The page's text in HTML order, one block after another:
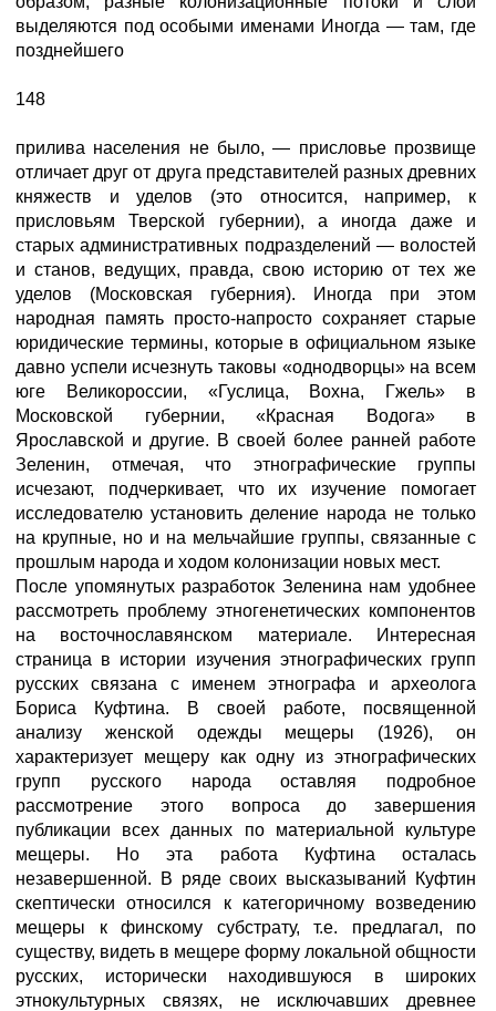
выделяются под особыми именами Иногда — там, где
позднейшего
148
прилива населения не было, — присловье прозвище
отличает друг от друга представителей разных древних
княжеств и уделов (это относится, например, к
присловьям Тверской губернии), а иногда даже и
старых административных подразделений — волостей
и станов, ведущих, правда, свою историю от тех же
уделов (Московская губерния). Иногда при этом
народная память просто-напросто сохраняет старые
юридические термины, которые в официальном языке
давно успели исчезнуть таковы «однодворцы» на всем
юге Великороссии, «Гуслица, Вохна, Гжель» в
Московской губернии, «Красная Водога» в
Ярославской и другие. В своей более ранней работе
Зеленин, отмечая, что этнографические группы
исчезают, подчеркивает, что их изучение помогает
исследователю установить деление народа не только
на крупные, но и на мельчайшие группы, связанные с
прошлым народа и ходом колонизации новых мест.
После упомянутых разработок Зеленина нам удобнее
рассмотреть проблему этногенетических компонентов
на восточнославянском материале. Интересная
страница в истории изучения этнографических групп
русских связана с именем этнографа и археолога
Бориса Куфтина. В своей работе, посвященной
анализу женской одежды мещеры (1926), он
характеризует мещеру как одну из этнографических
групп русского народа оставляя подробное
рассмотрение этого вопроса до завершения
публикации всех данных по материальной культуре
мещеры. Но эта работа Куфтина осталась
незавершенной. В ряде своих высказываний Куфтин
скептически относился к категоричному возведению
мещеры к финскому субстрату, т.е. предлагал, по
существу, видеть в мещере форму локальной общности
русских, исторически находившуюся в широких
этнокультурных связях, не исключавших древнее